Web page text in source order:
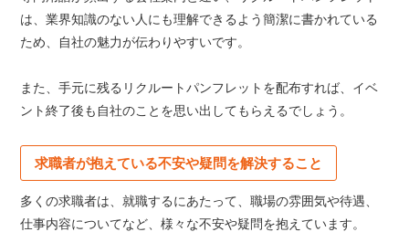
は、業界知識のない人にも理解できるよう簡潔に書かれている
ため、自社の魅力が伝わりやすいです。
また、手元に残るリクルートパンフレットを配布すれば、イベ
ント終了後も自社のことを思い出してもらえるでしょう。
求職者が抱えている不安や疑問を解決すること
多くの求職者は、就職するにあたって、職場の雰囲気や待遇、
仕事内容についてなど、様々な不安や疑問を抱えています。